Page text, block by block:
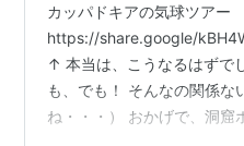
カッパドキアの気球ツアー
https://share.google/
↑ 本当は、こうなるはずで
も、でも！ そんなの関係な
ね・・・） おかげで、洞窟